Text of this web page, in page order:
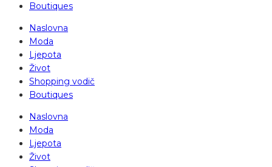
Boutiques
Naslovna
Moda
Ljepota
Život
Shopping vodič
Boutiques
Naslovna
Moda
Ljepota
Život